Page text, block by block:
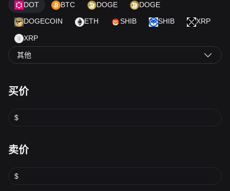
DOT BTC DOGE DOGE
DOGECOIN ETH SHIB SHIB XRP
XRP
其他
买价
$
卖价
$